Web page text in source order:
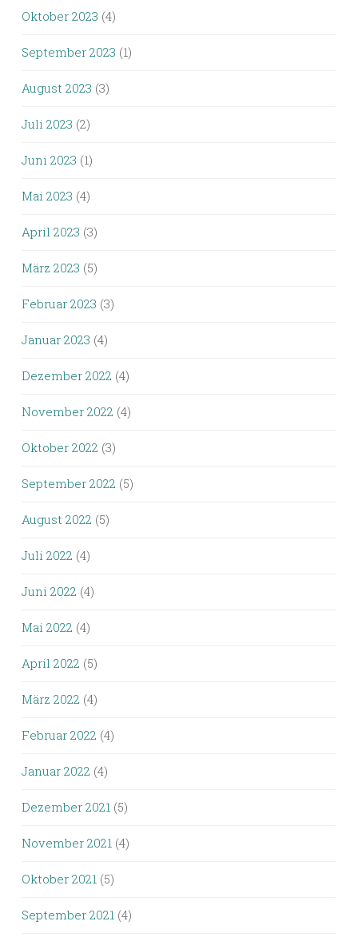
Oktober 2023 (4)
September 2023 (1)
August 2023 (3)
Juli 2023 (2)
Juni 2023 (1)
Mai 2023 (4)
April 2023 (3)
März 2023 (5)
Februar 2023 (3)
Januar 2023 (4)
Dezember 2022 (4)
November 2022 (4)
Oktober 2022 (3)
September 2022 (5)
August 2022 (5)
Juli 2022 (4)
Juni 2022 (4)
Mai 2022 (4)
April 2022 (5)
März 2022 (4)
Februar 2022 (4)
Januar 2022 (4)
Dezember 2021 (5)
November 2021 (4)
Oktober 2021 (5)
September 2021 (4)